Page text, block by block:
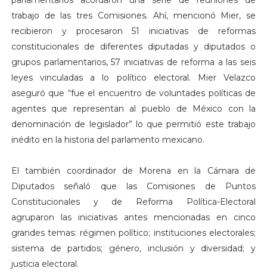
trabajo de las tres Comisiones. Ahí, mencionó Mier, se
recibieron y procesaron 51 iniciativas de reformas
constitucionales de diferentes diputadas y diputados o
grupos parlamentarios, 57 iniciativas de reforma a las seis
leyes vinculadas a lo político electoral. Mier Velazco
aseguró que “fue el encuentro de voluntades políticas de
agentes que representan al pueblo de México con la
denominación de legislador” lo que permitió este trabajo
inédito en la historia del parlamento mexicano.
El también coordinador de Morena en la Cámara de
Diputados señaló que las Comisiones de Puntos
Constitucionales y de Reforma Política-Electoral
agruparon las iniciativas antes mencionadas en cinco
grandes temas: régimen político; instituciones electorales;
sistema de partidos; género, inclusión y diversidad; y
justicia electoral.